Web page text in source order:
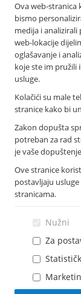
O nama
Osnovni
Podružnice
Bankomati
Financijska
Novosti
Imex banka d.d.
Tolstojeva 6, 21
F: +385 021 345
Info telefon
072 24 24 23
Ova web-stranica
bismo
medija i
web-lokacije
oglašavanje i
koje ste im pružili
usluge.
Kolačići su male
stranice kako bi
Zakon dopušta
potreban za rad
je vaše
Ove stranice
postavljaju
stranicama.
Nužni
Za